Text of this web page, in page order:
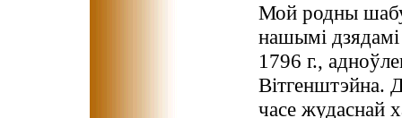
Мой родны
нашымі
1796 г.,
Вітгенштэйна.
часе жудаснай